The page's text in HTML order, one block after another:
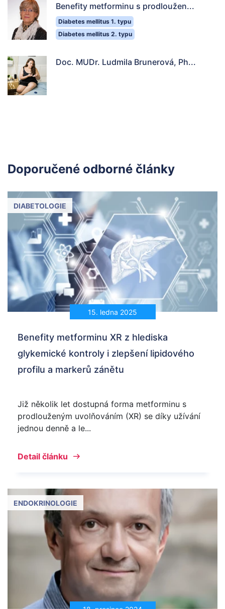
Benefity metforminu s prodloužen...
Diabetes mellitus 1. typu
Diabetes mellitus 2. typu
Doc. MUDr. Ludmila Brunerová, Ph...
Doporučené odborné články
15. ledna 2025
DIABETOLOGIE
Benefity metforminu XR z hlediska
glykemické kontroly i zlepšení lipidového
profilu a markerů zánětu
Již několik let dostupná forma metforminu s
prodlouženým uvolňováním (XR) se díky užívání
jednou denně a le...
Detail článku
ENDOKRINOLOGIE